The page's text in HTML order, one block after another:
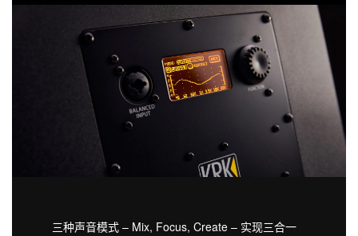
三种声音模式 – Mix, Focus, Create – 实现三合一